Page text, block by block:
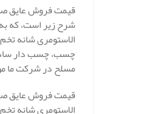
قیمت فروش عایق
شرح زیر است، که
الاستومری شانه
چسب، چسب دار
مسلح در شرکت ما
قیمت فروش عایق